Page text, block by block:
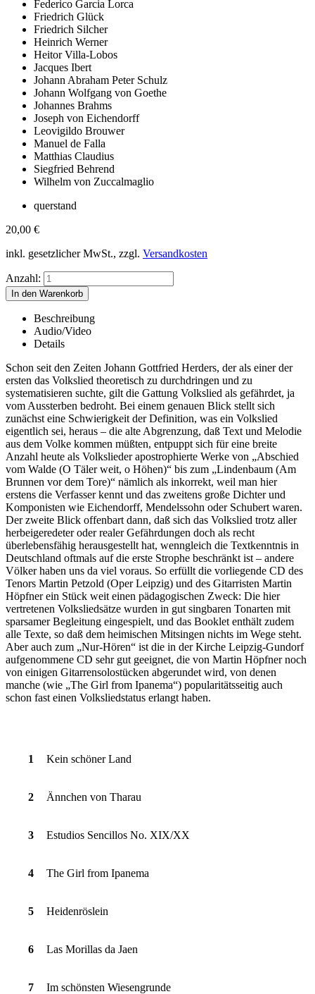
Federico Garcia Lorca
Friedrich Glück
Friedrich Silcher
Heinrich Werner
Heitor Villa-Lobos
Jacques Ibert
Johann Abraham Peter Schulz
Johann Wolfgang von Goethe
Johannes Brahms
Joseph von Eichendorff
Leovigildo Brouwer
Manuel de Falla
Matthias Claudius
Siegfried Behrend
Wilhelm von Zuccalmaglio
querstand
20,00 €
inkl. gesetzlicher MwSt., zzgl. Versandkosten
Anzahl:
Beschreibung
Audio/Video
Details
Schon seit den Zeiten Johann Gottfried Herders, der als einer der
ersten das Volkslied theoretisch zu durchdringen und zu
systematisieren suchte, gilt die Gattung Volkslied als gefährdet, ja
vom Aussterben bedroht. Bei einem genauen Blick stellt sich
zunächst eine Schwierigkeit der Definition, was ein Volkslied
eigentlich sei, heraus – die alte Abgrenzung, daß Text und Melodie
aus dem Volke kommen müßten, entpuppt sich für eine breite
Anzahl heute als Volkslieder apostrophierte Werke von „Abschied
vom Walde (O Täler weit, o Höhen)“ bis zum „Lindenbaum (Am
Brunnen vor dem Tore)“ nämlich als inkorrekt, weil man hier
erstens die Verfasser kennt und das zweitens große Dichter und
Komponisten wie Eichendorff, Mendelssohn oder Schubert waren.
Der zweite Blick offenbart dann, daß sich das Volkslied trotz aller
herbeigeredeter oder realer Gefährdungen doch als recht
überlebensfähig herausgestellt hat, wenngleich die Textkenntnis in
Deutschland oftmals auf die erste Strophe beschränkt ist – andere
Völker haben uns da viel voraus. So erfüllt die vorliegende CD des
Tenors Martin Petzold (Oper Leipzig) und des Gitarristen Martin
Höpfner ein Stück weit einen pädagogischen Zweck: Die hier
vertretenen Volksliedsätze wurden in gut singbaren Tonarten mit
sparsamer Begleitung eingespielt, und das Booklet enthält zudem
alle Texte, so daß dem heimischen Mitsingen nichts im Wege steht.
Aber auch zum „Nur-Hören“ ist die in der Kirche Leipzig-Gundorf
aufgenommene CD sehr gut geeignet, die von Martin Höpfner noch
von einigen Gitarrensolostücken abgerundet wird, von denen
manche (wie „The Girl from Ipanema“) popularitätsseitig auch
schon fast einen Volksliedstatus erlangt haben.
1 Kein schöner Land
2 Ännchen von Tharau
3 Estudios Sencillos No. XIX/XX
4 The Girl from Ipanema
5 Heidenröslein
6 Las Morillas da Jaen
7 Im schönsten Wiesengrunde